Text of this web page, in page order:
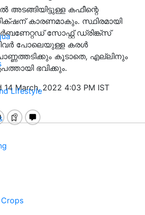
Lifestyle
അടങ്ങിയിട്ടുള്ള കഫീന്റെ
കാരണമാകും. സ്ഥിരമായി
സോഫ്റ്റ് ഡ്രിങ്ക്സ്
ലിവർ പോലെയുള്ള കരൾ
കൂടാതെ, എല്ലിനും
ഭവിക്കും.
14 March, 2022 4:03 PM IST